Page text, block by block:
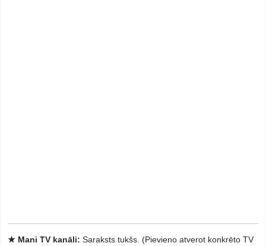
★ Mani TV kanāli: Saraksts tukšs. (Pievieno atverot konkrēto TV